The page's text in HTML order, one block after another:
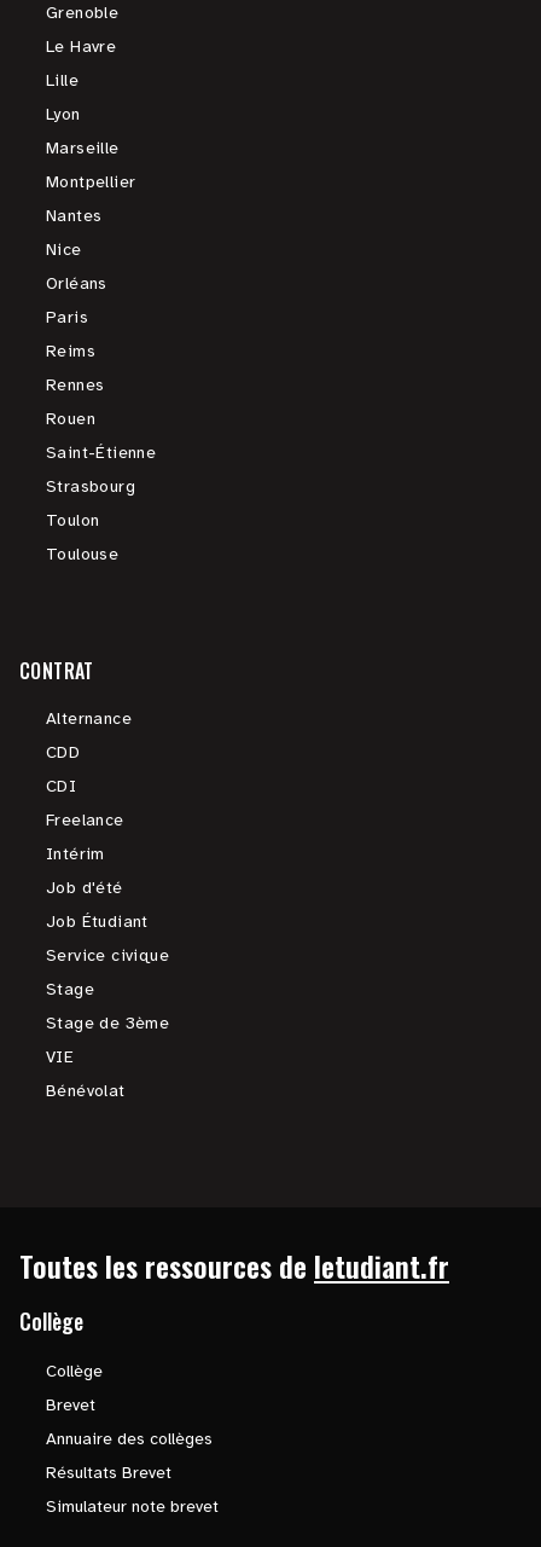
Grenoble
Le Havre
Lille
Lyon
Marseille
Montpellier
Nantes
Nice
Orléans
Paris
Reims
Rennes
Rouen
Saint-Étienne
Strasbourg
Toulon
Toulouse
CONTRAT
Alternance
CDD
CDI
Freelance
Intérim
Job d'été
Job Étudiant
Service civique
Stage
Stage de 3ème
VIE
Bénévolat
Toutes les ressources de letudiant.fr
Collège
Collège
Brevet
Annuaire des collèges
Résultats Brevet
Simulateur note brevet